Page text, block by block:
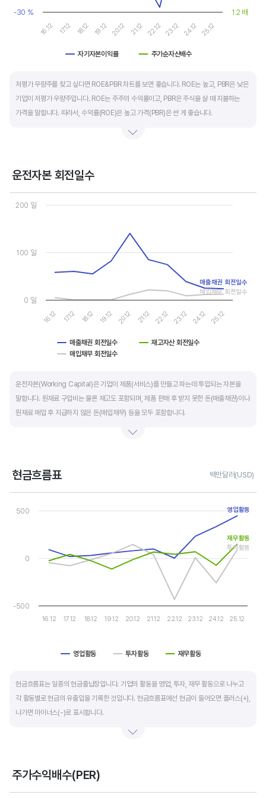
자기자본이익률 주가순자산배수
16.12 17.12 18.12 19.12 20.12 21.12 22.12 23.12 24.12 25.12
-30 % 1.2 배
저평가 우량주를 찾고 싶다면 ROE&PBR 차트를 보면 좋습니다. ROE는 높고, PBR은 낮은
기업이 저평가 우량주입니다. ROE는 주주의 수익률이고, PBR은 주식을 살 때 지불하는
가격을 말합니다. 따라서, 수익률(ROE)은 높고 가격(PBR)은 싼 게 좋습니다.
운전자본 회전일수
Chart
Line chart with 3 lines.
The chart has 2 Y axes displaying values, and values.
매출채권 회전일수
재고자산 회전일수
매입채무 회전일수
16.12 17.12 18.12 19.12 20.12 21.12 22.12 23.12 24.12 25.12
0 일
100 일
200 일
매출채권 회전일수
매입채무 회전일수
운전자본(Working Capital)은 기업이 제품(서비스)를 만들고 파는데 투입되는 자본을
말합니다. 원재료 구입비는 물론 재고도 포함되며, 제품 판매 후 받지 못한 돈(매출채권)이나
원재료 매입 후 지급하지 않은 돈(매입채무) 등을 모두 포함합니다.
높습니다. 따라서 운전자본 규모 보다는 현금이 잘 돌고 있는지를 확인할 수 있는 운전자본
운전자본 회전일수는 낮을 수록 좋습니다. 운전자본 회전일수가 낮으면 회사의 현금 회전이
빠릅니다. 현금 → 원재료 → 제품 → 매출채권 → 현금으로 회수되는 기간이 짧아 회사의
운전자본 회전일수는 매출채권 회전일수 + 재고자산 회전일수 - 매입채무 회전일수로
계산합니다. 매출채권 회전일수는 제품 판매 후 거래처로부터 현금으로 회수하는데 걸리는
일수를 말하며 낮을수록 좋습니다. 재고자산 회전일수는 원재료를 매입해 생산, 판매할
현금흐름표 백만달러(USD)
Chart
View as data table, Chart
The chart has 1 Y axis displaying values. Data ranges from -
영업활동 투자활동 재무활동
16.12 17.12 18.12 19.12 20.12 21.12 22.12 23.12 24.12 25.12
-500
0
500 영업활동
투자활동
재무활동
현금흐름표는 일종의 현금출납장입니다. 기업의 활동을 영업, 투자, 재무 활동으로 나누고
각 활동별로 현금의 유출입을 기록한 것입니다. 현금흐름표에선 현금이 들어오면 플러스(+),
나가면 마이너스(-)로 표시합니다.
투자활동 현금흐름은 기업의 기계 및 공장증설이나 금융자산 거래에서 발생하는
주가수익배수(PER)
Chart